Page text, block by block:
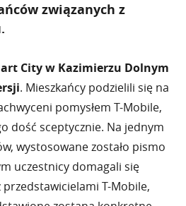
związanych z
City w Kazimierzu Dolnym
. Mieszkańcy podzielili się na
pomysłem T-Mobile,
dość sceptycznie. Na jednym
wystosowane zostało pismo
uczestnicy domagali się
T-Mobile,